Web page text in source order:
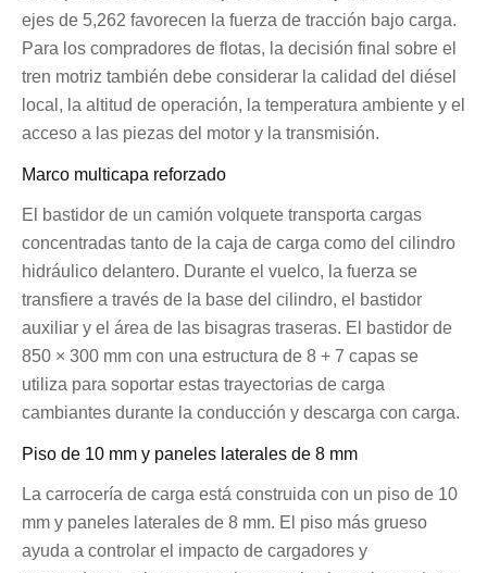
ejes de 5,262 favorecen la fuerza de tracción bajo carga.
Para los compradores de flotas, la decisión final sobre el
tren motriz también debe considerar la calidad del diésel
local, la altitud de operación, la temperatura ambiente y el
acceso a las piezas del motor y la transmisión.
Marco multicapa reforzado
El bastidor de un camión volquete transporta cargas
concentradas tanto de la caja de carga como del cilindro
hidráulico delantero. Durante el vuelco, la fuerza se
transfiere a través de la base del cilindro, el bastidor
auxiliar y el área de las bisagras traseras. El bastidor de
850 × 300 mm con una estructura de 8 + 7 capas se
utiliza para soportar estas trayectorias de carga
cambiantes durante la conducción y descarga con carga.
Piso de 10 mm y paneles laterales de 8 mm
La carrocería de carga está construida con un piso de 10
mm y paneles laterales de 8 mm. El piso más grueso
ayuda a controlar el impacto de cargadores y